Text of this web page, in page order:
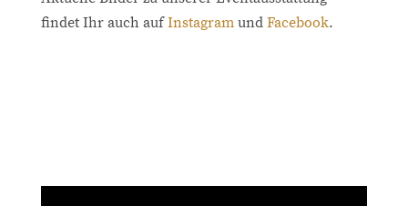
findet Ihr auch aufInstagramund Facebook.